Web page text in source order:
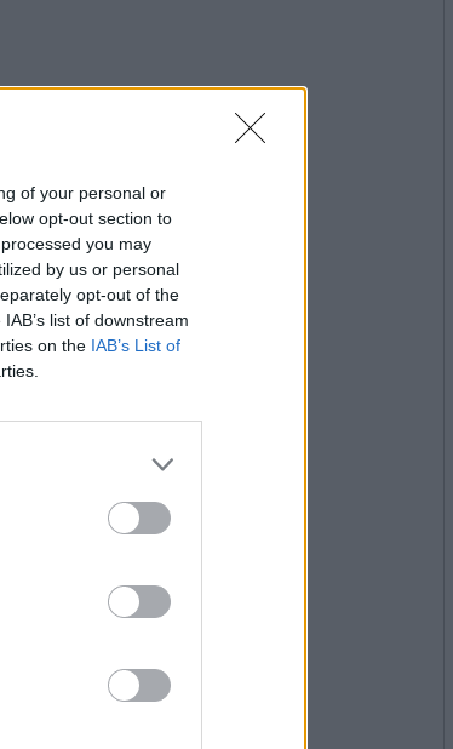
of your personal or
opt-out section to
you may
by us or personal
opt-out of the
list of downstream
on the IAB’s List of